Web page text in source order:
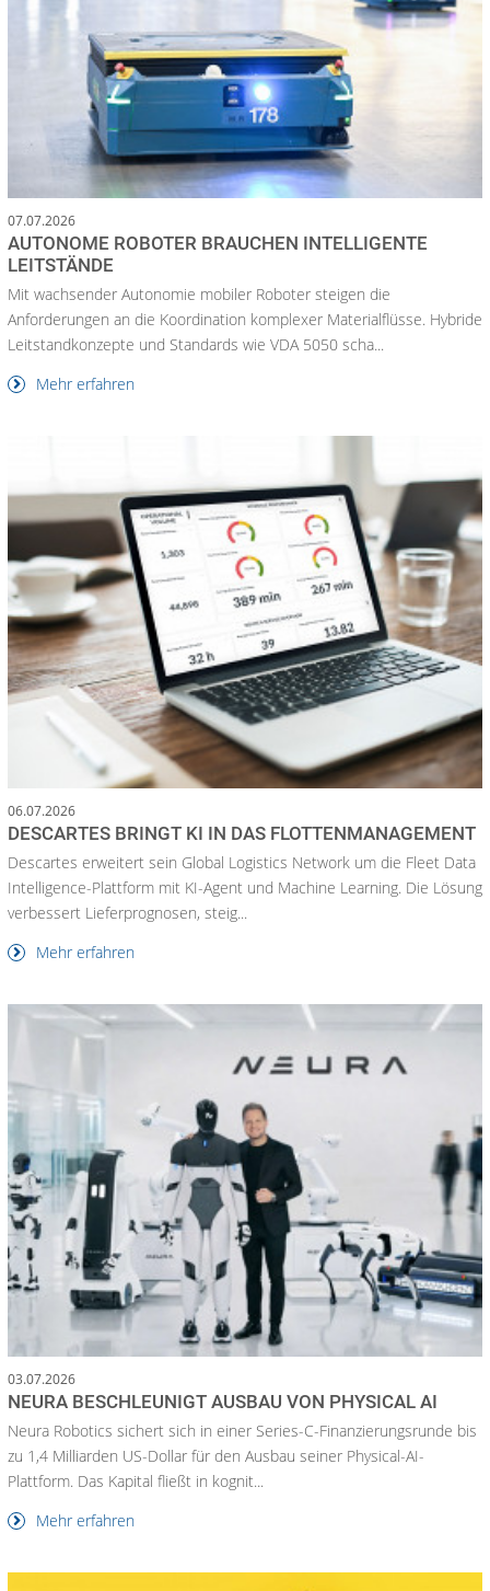
07.07.2026
AUTONOME ROBOTER BRAUCHEN INTELLIGENTE
LEITSTÄNDE
Mit wachsender Autonomie mobiler Roboter steigen die
Anforderungen an die Koordination komplexer Materialflüsse. Hybride
Leitstandkonzepte und Standards wie VDA 5050 scha...
Mehr erfahren
06.07.2026
DESCARTES BRINGT KI IN DAS FLOTTENMANAGEMENT
Descartes erweitert sein Global Logistics Network um die Fleet Data
Intelligence-Plattform mit KI-Agent und Machine Learning. Die Lösung
verbessert Lieferprognosen, steig...
Mehr erfahren
03.07.2026
NEURA BESCHLEUNIGT AUSBAU VON PHYSICAL AI
Neura Robotics sichert sich in einer Series-C-Finanzierungsrunde bis
zu 1,4 Milliarden US-Dollar für den Ausbau seiner Physical-AI-
Plattform. Das Kapital fließt in kognit...
Mehr erfahren